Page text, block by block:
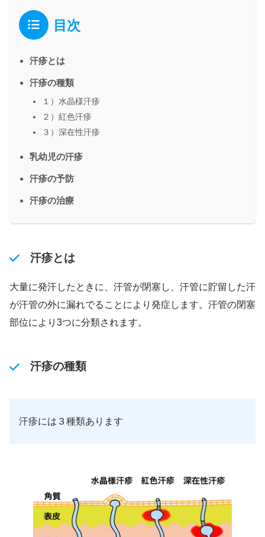
目次
汗疹とは
汗疹の種類
１）水晶様汗疹
２）紅色汗疹
３）深在性汗疹
乳幼児の汗疹
汗疹の予防
汗疹の治療
汗疹とは
大量に発汗したときに、汗管が閉塞し、汗管に貯留した汗
が汗管の外に漏れでることにより発症します。汗管の閉塞
部位により3つに分類されます。
汗疹の種類
汗疹には３種類あります